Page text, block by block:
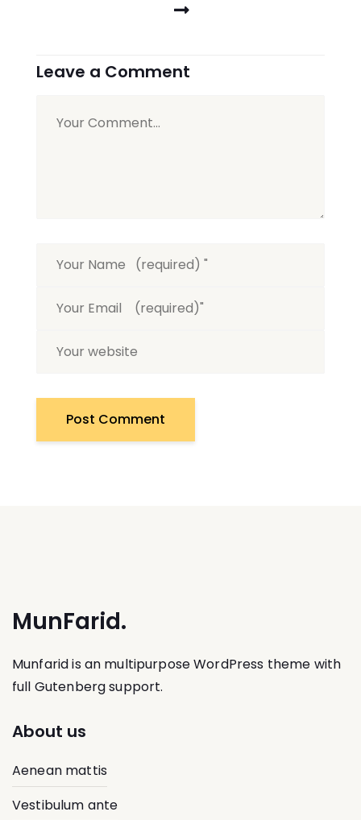
Leave a Comment
MunFarid.
Munfarid is an multipurpose WordPress theme with
full Gutenberg support.
About us
Aenean mattis
Vestibulum ante